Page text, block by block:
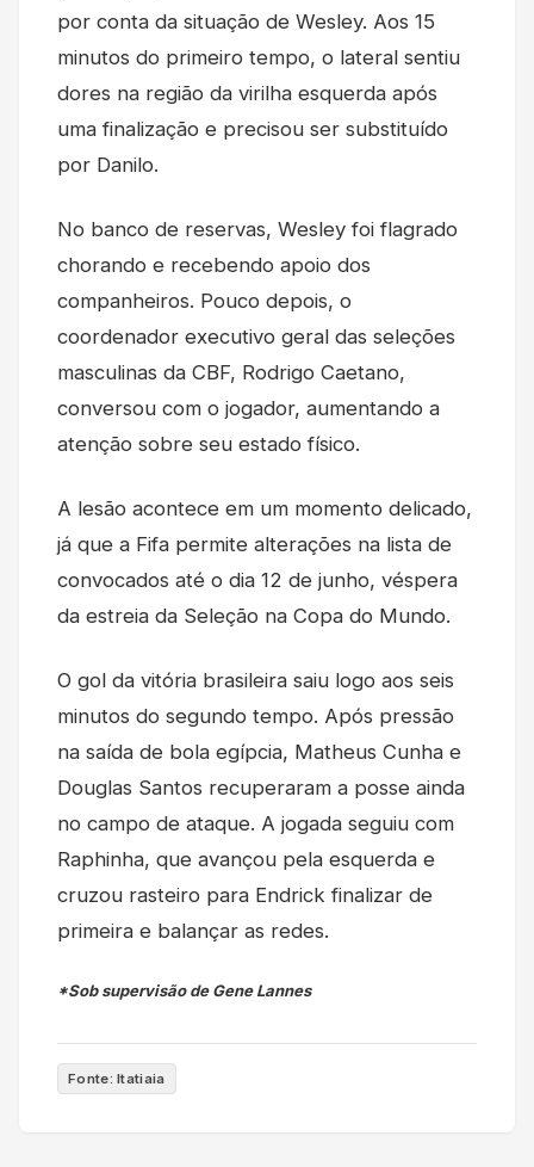
por conta da situação de Wesley. Aos 15
minutos do primeiro tempo, o lateral sentiu
dores na região da virilha esquerda após
uma finalização e precisou ser substituído
por Danilo.
No banco de reservas, Wesley foi flagrado
chorando e recebendo apoio dos
companheiros. Pouco depois, o
coordenador executivo geral das seleções
masculinas da CBF, Rodrigo Caetano,
conversou com o jogador, aumentando a
atenção sobre seu estado físico.
A lesão acontece em um momento delicado,
já que a Fifa permite alterações na lista de
convocados até o dia 12 de junho, véspera
da estreia da Seleção na Copa do Mundo.
O gol da vitória brasileira saiu logo aos seis
minutos do segundo tempo. Após pressão
na saída de bola egípcia, Matheus Cunha e
Douglas Santos recuperaram a posse ainda
no campo de ataque. A jogada seguiu com
Raphinha, que avançou pela esquerda e
cruzou rasteiro para Endrick finalizar de
primeira e balançar as redes.
*Sob supervisão de Gene Lannes
Fonte: Itatiaia